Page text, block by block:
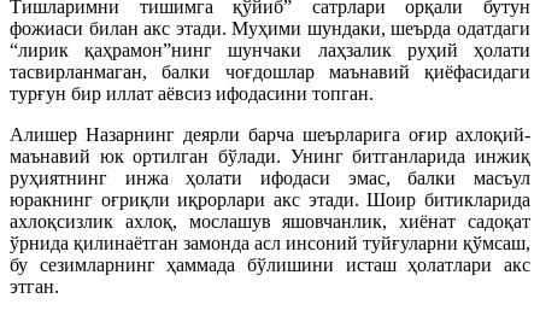
Тишларимни тишимга қўйиб” сатрлари орқали бутун
фожиаси билан акс этади. Муҳими шундаки, шеърда одатдаги
“лирик қаҳрамон”нинг шунчаки лаҳзалик руҳий ҳолати
тасвирланмаган, балки чоғдошлар маънавий қиёфасидаги
турғун бир иллат аёвсиз ифодасини топган.
Алишер Назарнинг деярли барча шеърларига оғир ахлоқий-
маънавий юк ортилган бўлади. Унинг битганларида инжиқ
руҳиятнинг инжа ҳолати ифодаси эмас, балки масъул
юракнинг оғриқли иқрорлари акс этади. Шоир битикларида
ахлоқсизлик ахлоқ, мослашув яшовчанлик, хиёнат садоқат
ўрнида қилинаётган замонда асл инсоний туйғуларни қўмсаш,
бу сезимларнинг ҳаммада бўлишини исташ ҳолатлари акс
этган.